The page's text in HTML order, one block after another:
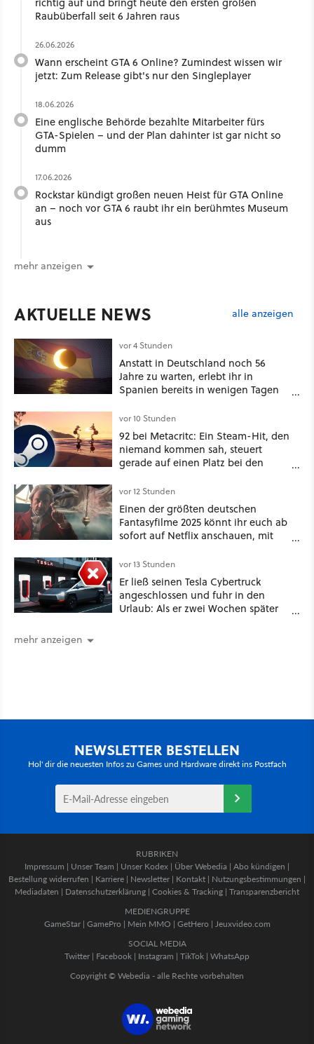
Raubüberfall seit 6 Jahren raus
26.06.2026
Wann erscheint GTA 6 Online? Zumindest wissen wir
jetzt: Zum Release gibt's nur den Singleplayer
18.06.2026
Eine englische Behörde bezahlte Mitarbeiter fürs
GTA-Spielen – und der Plan dahinter ist gar nicht so
dumm
17.06.2026
Rockstar kündigt großen neuen Heist für GTA Online
an – noch vor GTA 6 raubt ihr ein berühmtes Museum
aus
mehr anzeigen
AKTUELLE NEWS alle anzeigen
vor 4 Stunden
Anstatt in Deutschland noch 56
Jahre zu warten, erlebt ihr in
Spanien bereits in wenigen Tagen
vor 10 Stunden
92 bei Metacritc: Ein Steam-Hit, den
niemand kommen sah, steuert
gerade auf einen Platz bei den
vor 12 Stunden
Einen der größten deutschen
Fantasyfilme 2025 könnt ihr euch ab
sofort auf Netflix anschauen, mit
vor 13 Stunden
Er ließ seinen Tesla Cybertruck
angeschlossen und fuhr in den
Urlaub: Als er zwei Wochen später
mehr anzeigen
NEWSLETTER BESTELLEN
Hol' dir die neuesten Infos zu Games und Hardware direkt ins Postfach
RUBRIKEN
Impressum | Unser Team | Unser Kodex | Über Webedia | Abo kündigen |
Bestellung widerrufen | Karriere | Newsletter | Kontakt | Nutzungsbestimmungen |
Mediadaten | Datenschutzerklärung | Cookies & Tracking | Transparenzbericht
MEDIENGRUPPE
GameStar| GamePro | Mein MMO | GetHero | Jeuxvideo.com
SOCIAL MEDIA
Twitter | Facebook | Instagram | TikTok | WhatsApp
Copyright © Webedia - alle Rechte vorbehalten